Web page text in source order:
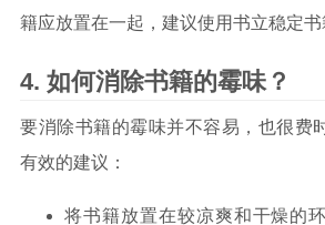
籍应放置在一起，建议使用书立稳定书
如何消除书籍的霉味？
要消除书籍的霉味并不容易，也很费
有效的建议：
将书籍放置在较凉爽和干燥的